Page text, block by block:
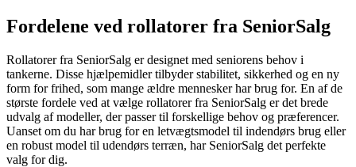
Fordelene ved rollatorer fra SeniorSalg
Rollatorer fra SeniorSalg er designet med seniorens behov i
tankerne. Disse hjælpemidler tilbyder stabilitet, sikkerhed og en ny
form for frihed, som mange ældre mennesker har brug for. En af de
største fordele ved at vælge rollatorer fra SeniorSalg er det brede
udvalg af modeller, der passer til forskellige behov og præferencer.
Uanset om du har brug for en letvægtsmodel til indendørs brug eller
en robust model til udendørs terræn, har SeniorSalg det perfekte
valg for dig.